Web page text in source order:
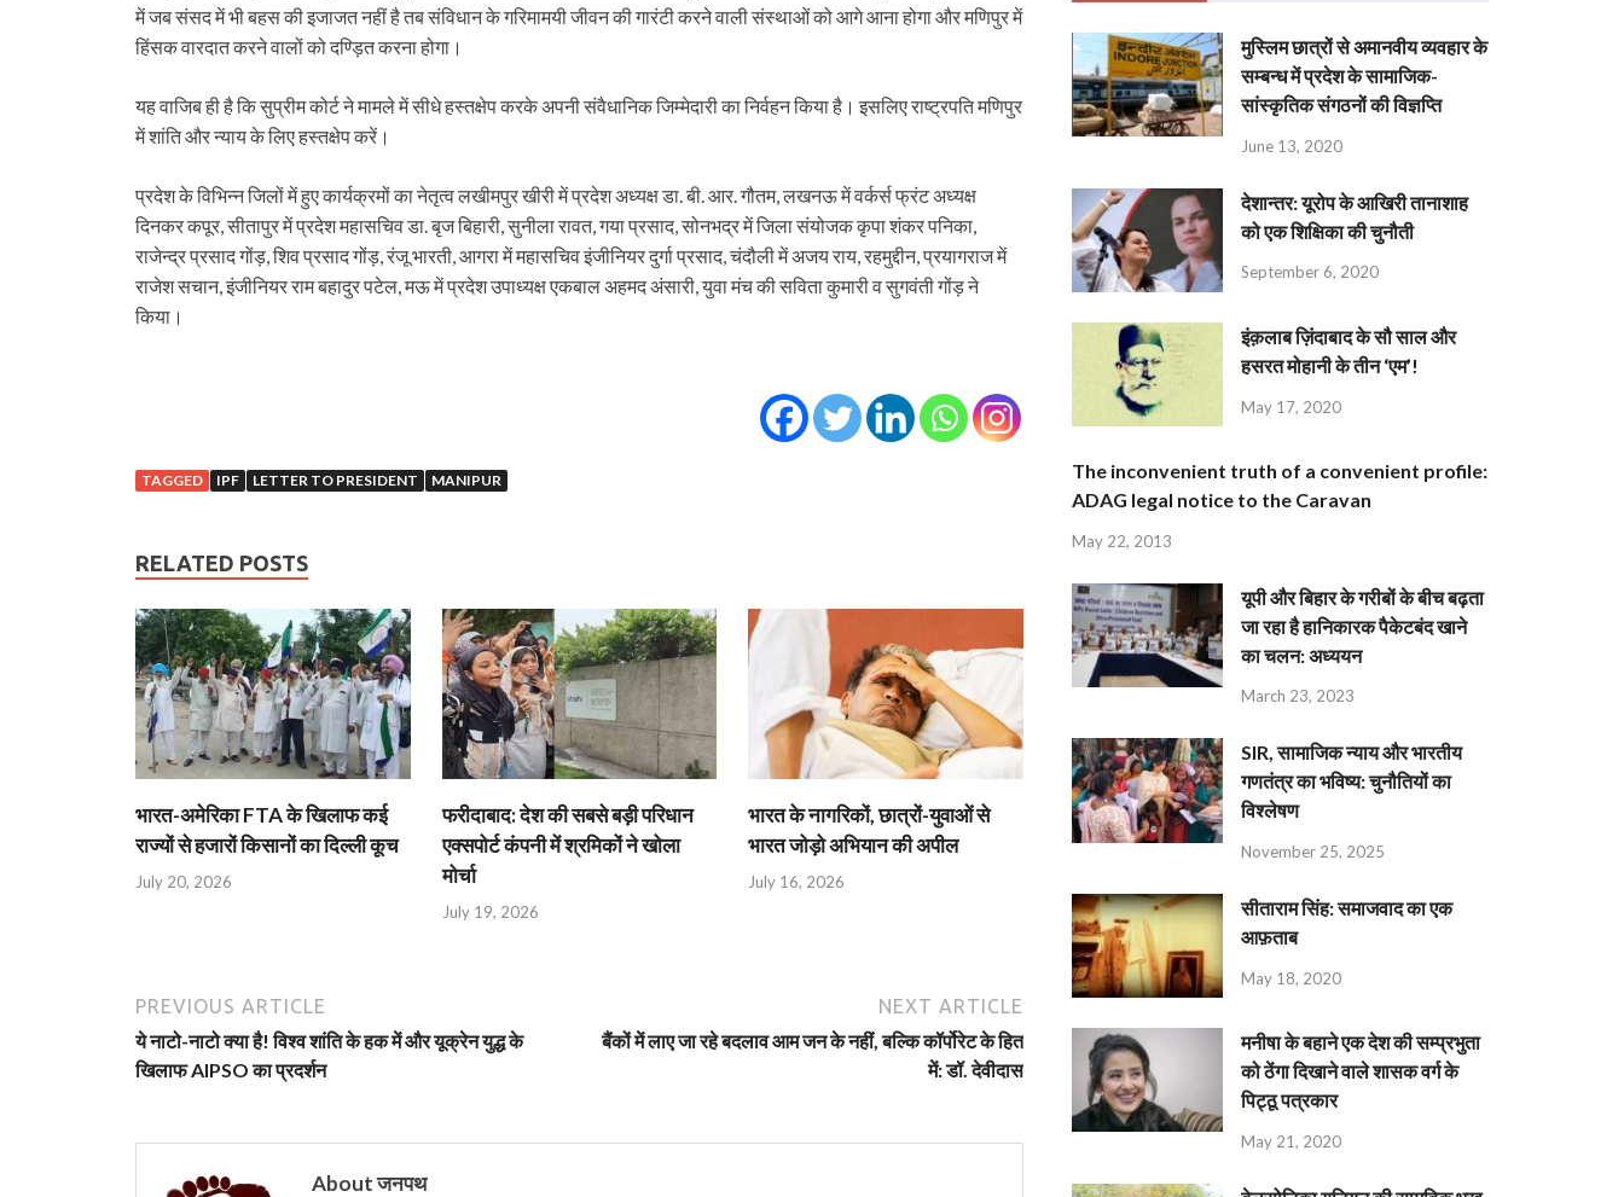
में जब संसद में भी बहस की इजाजत नहीं है तब संविधान के गरिमामयी जीवन की गारंटी करने वाली संस्थाओं को आगे आना होगा और मणिपुर में
हिंसक वारदात करने वालों को दण्ड़ित करना होगा।
यह वाजिब ही है कि सुप्रीम कोर्ट ने मामले में सीधे हस्तक्षेप करके अपनी संवैधानिक जिम्मेदारी का निर्वहन किया है। इसलिए राष्ट्रपति मणिपुर
में शांति और न्याय के लिए हस्तक्षेप करें।
प्रदेश के विभिन्न जिलों में हुए कार्यक्रमों का नेतृत्व लखीमपुर खीरी में प्रदेश अध्यक्ष डा. बी. आर. गौतम, लखनऊ में वर्कर्स फ्रंट अध्यक्ष
दिनकर कपूर, सीतापुर में प्रदेश महासचिव डा. बृज बिहारी, सुनीला रावत, गया प्रसाद, सोनभद्र में जिला संयोजक कृपा शंकर पनिका,
राजेन्द्र प्रसाद गोंड़, शिव प्रसाद गोंड़, रंजू भारती, आगरा में महासचिव इंजीनियर दुर्गा प्रसाद, चंदौली में अजय राय, रहमुद्दीन, प्रयागराज में
राजेश सचान, इंजीनियर राम बहादुर पटेल, मऊ में प्रदेश उपाध्यक्ष एकबाल अहमद अंसारी, युवा मंच की सविता कुमारी व सुगवंती गोंड़ ने
किया।
TAGGED IPF LETTER TO PRESIDENT MANIPUR
RELATED POSTS
भारत-अमेरिका FTA के खिलाफ कई
राज्यों से हजारों किसानों का दिल्ली कूच
July 20, 2026
फरीदाबाद: देश की सबसे बड़ी परिधान
एक्सपोर्ट कंपनी में श्रमिकों ने खोला
मोर्चा
July 19, 2026
भारत के नागरिकों, छात्रों-युवाओं से
भारत जोड़ो अभियान की अपील
July 16, 2026
PREVIOUS ARTICLE
ये नाटो-नाटो क्या है! विश्व शांति के हक में और यूक्रेन युद्ध के
खिलाफ AIPSO का प्रदर्शन
NEXT ARTICLE
बैंकों में लाए जा रहे बदलाव आम जन के नहीं, बल्कि कॉर्पोरेट के हित
में: डॉ. देवीदास
About जनपथ
मुस्लिम छात्रों से अमानवीय व्यवहार के
सम्बन्ध में प्रदेश के सामाजिक-
सांस्कृतिक संगठनों की विज्ञप्ति
June 13, 2020
देशान्‍तर: यूरोप के आखिरी तानाशाह
को एक शिक्षिका की चुनौती
September 6, 2020
इंक़लाब ज़िंदाबाद के सौ साल और
हसरत मोहानी के तीन ‘एम’!
May 17, 2020
The inconvenient truth of a convenient profile:
ADAG legal notice to the Caravan
May 22, 2013
यूपी और बिहार के गरीबों के बीच बढ़ता
जा रहा है हानिकारक पैकेटबंद खाने
का चलन: अध्ययन
March 23, 2023
SIR, सामाजिक न्याय और भारतीय
गणतंत्र का भविष्य: चुनौतियों का
विश्लेषण
November 25, 2025
सीताराम सिंह: समाजवाद का एक
आफ़ताब
May 18, 2020
मनीषा के बहाने एक देश की सम्प्रभुता
को ठेंगा दिखाने वाले शासक वर्ग के
पिट्ठू पत्रकार
May 21, 2020